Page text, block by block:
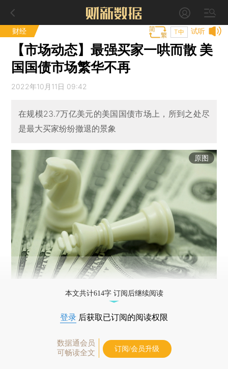
财经 试听
T中
【市场动态】最强买家一哄而散 美
国国债市场繁华不再
2022年10月11日 09:42
在规模23.7万亿美元的美国国债市场上，所到之处尽
是最大买家纷纷撤退的景象
原图
本文共计614字 订阅后继续阅读
登录 后获取已订阅的阅读权限
数据通会员
可畅读全文
订阅/会员升级